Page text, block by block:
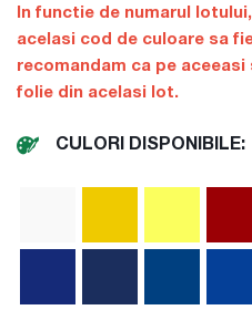
In functie de numarul
acelasi cod de culoare sa
recomandam ca pe
folie din acelasi lot.
CULORI DISPONIBILE: